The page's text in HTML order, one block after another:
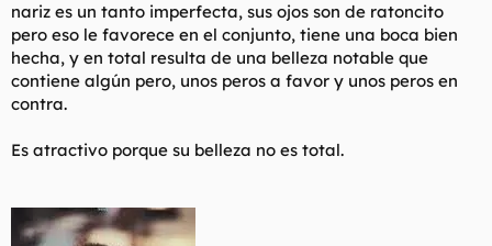
nariz es un tanto imperfecta, sus ojos son de ratoncito
pero eso le favorece en el conjunto, tiene una boca bien
hecha, y en total resulta de una belleza notable que
contiene algún pero, unos peros a favor y unos peros en
contra.
Es atractivo porque su belleza no es total.